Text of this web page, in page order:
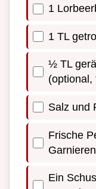
1
1 TL
½ TL
(optional,
Salz und
Frische
Ein